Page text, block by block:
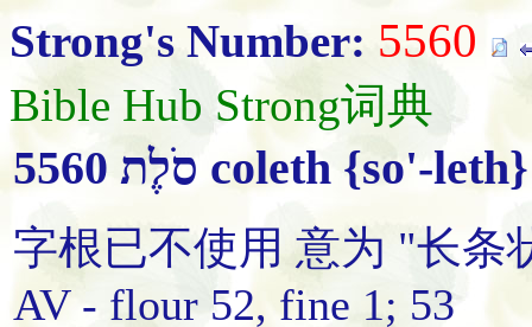
Strong's Number: 5560
Bible Hub Strong词典
5560 סֹלֶת coleth {so'-leth}
字根已不使用 意为 "长条
AV - flour 52, fine 1; 53